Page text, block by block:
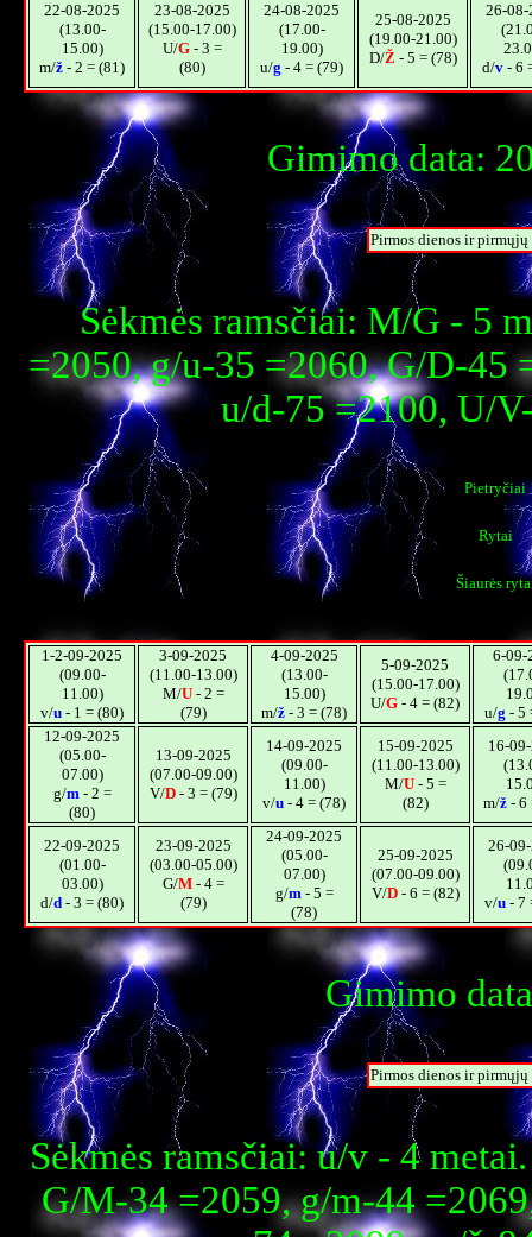
22-08-2025
(13.00-
15.00)
m/ž - 2 = (81)
23-08-2025
(15.00-17.00)
U/G- 3 =
(80)
24-08-2025
(17.00-
19.00)
u/g - 4 = (79)
25-08-2025
(19.00-21.00)
D/Ž - 5 = (78)
26-08-
d/v - 6
Gimimo data:
Pirmos dienos ir
Sėkmės ramsčiai: M/G - 5
=2050, g/u-35 =2060, G/D-45
u/d-75 =2100, U/
Pietryčiai
Rytai
Šiaurės
1-2-09-2025
(09.00-
11.00)
v/u - 1 = (80)
3-09-2025
(11.00-13.00)
M/U- 2 =
(79)
4-09-2025
(13.00-
15.00)
m/ž - 3 = (78)
5-09-2025
(15.00-17.00)
U/G - 4 = (82)
6-09-
u/g - 5
12-09-2025
(05.00-
07.00)
g/m- 2 =
(80)
13-09-2025
(07.00-09.00)
V/D- 3 = (79)
14-09-2025
(09.00-
11.00)
v/u - 4 = (78)
15-09-2025
(11.00-13.00)
M/U- 5 =
(82)
16-
m/ž - 6
22-09-2025
(01.00-
03.00)
d/d - 3 = (80)
23-09-2025
(03.00-05.00)
G/M- 4 =
(79)
24-09-2025
(05.00-
07.00)
g/m- 5 =
(78)
25-09-2025
(07.00-09.00)
V/D- 6 = (82)
26-
v/u - 7
Gimimo
Pirmos dienos ir
Sėkmės ramsčiai: u/v - 4
G/M-34 =2059, g/m-44